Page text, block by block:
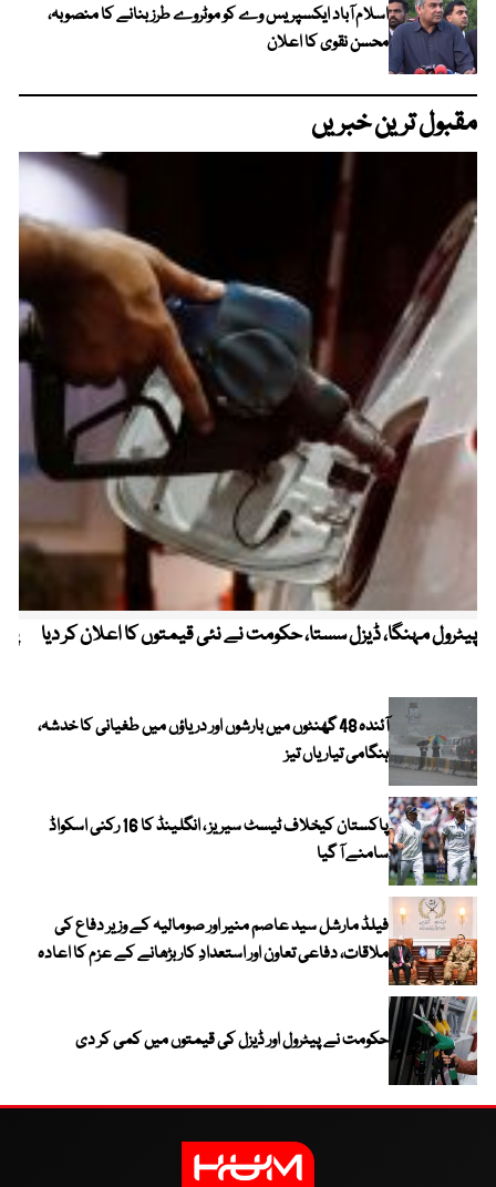
اسلام آباد ایکسپریس وے کو موٹروے طرز بنانے کا منصوبہ،
محسن نقوی کا اعلان
مقبول ترین خبریں
پیٹرول مہنگا، ڈیزل سستا، حکومت نے نئی قیمتوں کا اعلان کر دیا
آئندہ 48 گھنٹوں میں بارشوں اور دریاؤں میں طغیانی کا خدشہ،
ہنگامی تیاریاں تیز
پاکستان کیخلاف ٹیسٹ سیریز ، انگلینڈ کا 16 رکنی اسکواڈ
سامنے آ گیا
فیلڈ مارشل سید عاصم منیر اور صومالیہ کے وزیر دفاع کی
ملاقات، دفاعی تعاون اور استعدادِ کار بڑھانے کے عزم کا اعادہ
حکومت نے پیٹرول اور ڈیزل کی قیمتوں میں کمی کر دی